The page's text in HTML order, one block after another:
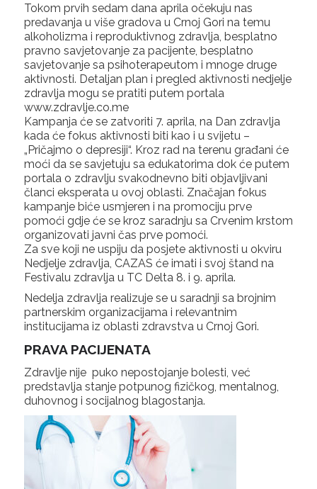
Tokom prvih sedam dana aprila očekuju nas
predavanja u više gradova u Crnoj Gori na temu
alkoholizma i reproduktivnog zdravlja, besplatno
pravno savjetovanje za pacijente, besplatno
savjetovanje sa psihoterapeutom i mnoge druge
aktivnosti. Detaljan plan i pregled aktivnosti nedjelje
zdravlja mogu se pratiti putem portala
www.zdravlje.co.me
Kampanja će se zatvoriti 7. aprila, na Dan zdravlja
kada će fokus aktivnosti biti kao i u svijetu –
„Pričajmo o depresiji“. Kroz rad na terenu građani će
moći da se savjetuju sa edukatorima dok će putem
portala o zdravlju svakodnevno biti objavljivani
članci eksperata u ovoj oblasti. Značajan fokus
kampanje biće usmjeren i na promociju prve
pomoći gdje će se kroz saradnju sa Crvenim krstom
organizovati javni čas prve pomoći.
Za sve koji ne uspiju da posjete aktivnosti u okviru
Nedjelje zdravlja, CAZAS će imati i svoj štand na
Festivalu zdravlja u TC Delta 8. i 9. aprila.
Nedelja zdravlja realizuje se u saradnji sa brojnim
partnerskim organizacijama i relevantnim
institucijama iz oblasti zdravstva u Crnoj Gori.
PRAVA PACIJENATA
Zdravlje nije puko nepostojanje bolesti, već
predstavlja stanje potpunog fizičkog, mentalnog,
duhovnog i socijalnog blagostanja.